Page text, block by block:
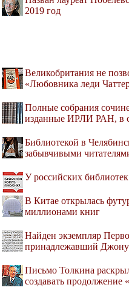
2019 год
Великобритания не
«Любовника леди
Полные собрания
изданные ИРЛИ РАН, в
Библиотекой в
забывчивыми
У российских
В Китае открылась
миллионами книг
Найден экземпляр
принадлежавший
Письмо Толкина
создавать продолжение